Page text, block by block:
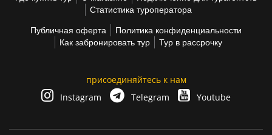
Статистика туроператора
Публичная оферта
Политика конфиденциальности
Как забронировать тур
Тур в рассрочку
присоединяйтесь к нам
Instagram
Telegram Youtube